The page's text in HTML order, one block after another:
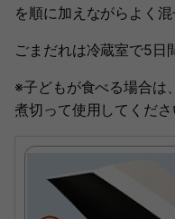
を順に加えながらよく
ごまだれは冷蔵室で5日
※子どもが食べる場合は
煮切って使用してくださ